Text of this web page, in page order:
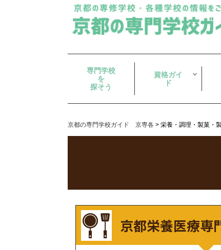
専門学校
を
探そう
資格ガイ
ド
京都の専門学校ガイド 京専各 > 栄養・調理・製菓・
京都栄養医療専